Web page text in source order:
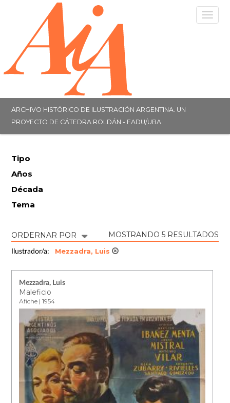
ARCHIVO HISTÓRICO DE ILUSTRACIÓN ARGENTINA. UN
PROYECTO DE CÁTEDRA ROLDÁN - FADU/UBA.
Tipo
Años
Década
Tema
ORDERNAR POR MOSTRANDO 5 RESULTADOS
Ilustrador/a: Mezzadra, Luis
Mezzadra, Luis
Maleficio
Afiche | 1954